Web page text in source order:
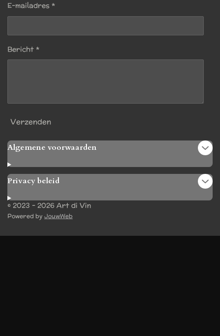
E-mailadres *
Bericht *
Verzenden
Algemene voorwaarden
Privacy beleid
© 2023 - 2026 Art di Vin
Powered by JouwWeb